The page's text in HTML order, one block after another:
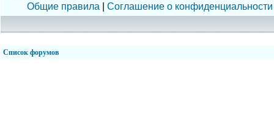
Общие правила | Соглашение о конфиденциальности
Список форумов